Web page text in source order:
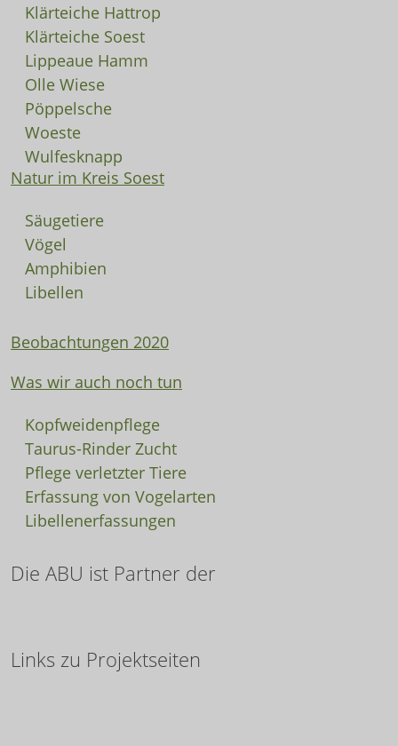
Klärteiche Hattrop
Klärteiche Soest
Lippeaue Hamm
Olle Wiese
Pöppelsche
Woeste
Wulfesknapp
Natur im Kreis Soest
Säugetiere
Vögel
Amphibien
Libellen
Beobachtungen 2020
Was wir auch noch tun
Kopfweidenpflege
Taurus-Rinder Zucht
Pflege verletzter Tiere
Erfassung von Vogelarten
Libellenerfassungen
Die ABU ist Partner der
Links zu Projektseiten